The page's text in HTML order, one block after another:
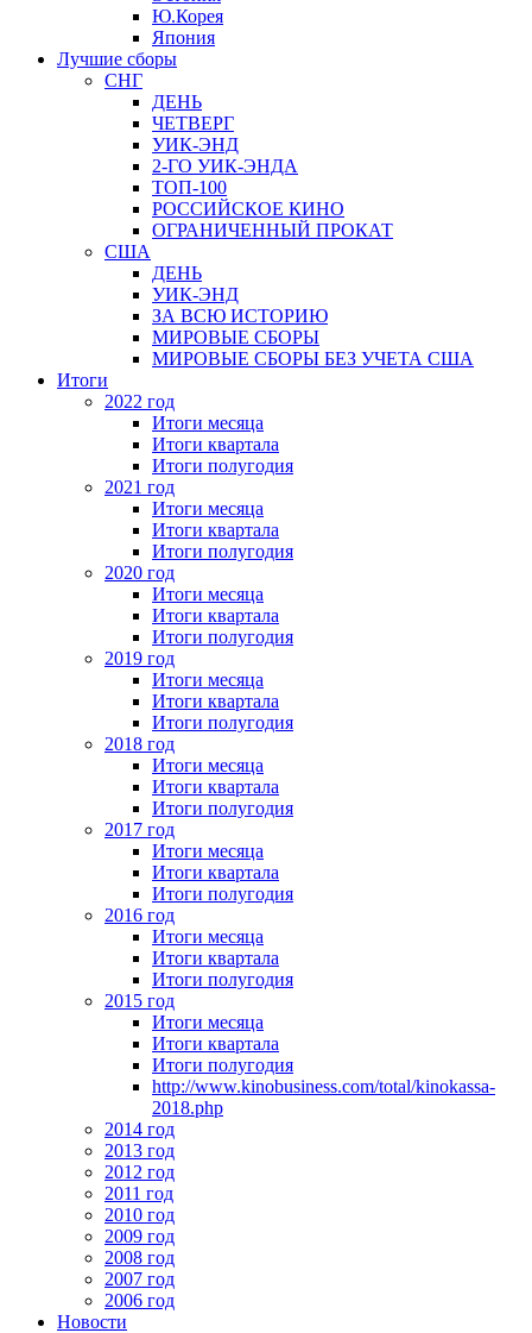
Ю.Корея
Япония
Лучшие сборы
СНГ
ДЕНЬ
ЧЕТВЕРГ
УИК-ЭНД
2-ГО УИК-ЭНДА
ТОП-100
РОССИЙСКОЕ КИНО
ОГРАНИЧЕННЫЙ ПРОКАТ
США
ДЕНЬ
УИК-ЭНД
ЗА ВСЮ ИСТОРИЮ
МИРОВЫЕ СБОРЫ
МИРОВЫЕ СБОРЫ БЕЗ УЧЕТА США
Итоги
2022 год
Итоги месяца
Итоги квартала
Итоги полугодия
2021 год
Итоги месяца
Итоги квартала
Итоги полугодия
2020 год
Итоги месяца
Итоги квартала
Итоги полугодия
2019 год
Итоги месяца
Итоги квартала
Итоги полугодия
2018 год
Итоги месяца
Итоги квартала
Итоги полугодия
2017 год
Итоги месяца
Итоги квартала
Итоги полугодия
2016 год
Итоги месяца
Итоги квартала
Итоги полугодия
2015 год
Итоги месяца
Итоги квартала
Итоги полугодия
http://www.kinobusiness.com/total/kinokassa-
2018.php
2014 год
2013 год
2012 год
2011 год
2010 год
2009 год
2008 год
2007 год
2006 год
Новости